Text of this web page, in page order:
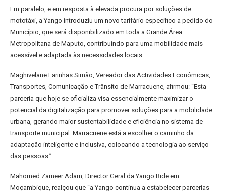
Em paralelo, e em resposta à elevada procura por soluções de
mototáxi, a Yango introduziu um novo tarifário específico a pedido do
Município, que será disponibilizado em toda a Grande Área
Metropolitana de Maputo, contribuindo para uma mobilidade mais
acessível e adaptada às necessidades locais.
Maghivelane Farinhas Simão, Vereador das Actividades Económicas,
Transportes, Comunicação e Trânsito de Marracuene, afirmou: “Esta
parceria que hoje se oficializa visa essencialmente maximizar o
potencial da digitalização para promover soluções para a mobilidade
urbana, gerando maior sustentabilidade e eficiência no sistema de
transporte municipal. Marracuene está a escolher o caminho da
adaptação inteligente e inclusiva, colocando a tecnologia ao serviço
das pessoas.”
Mahomed Zameer Adam, Director Geral da Yango Ride em
Moçambique, realçou que “a Yango continua a estabelecer parcerias